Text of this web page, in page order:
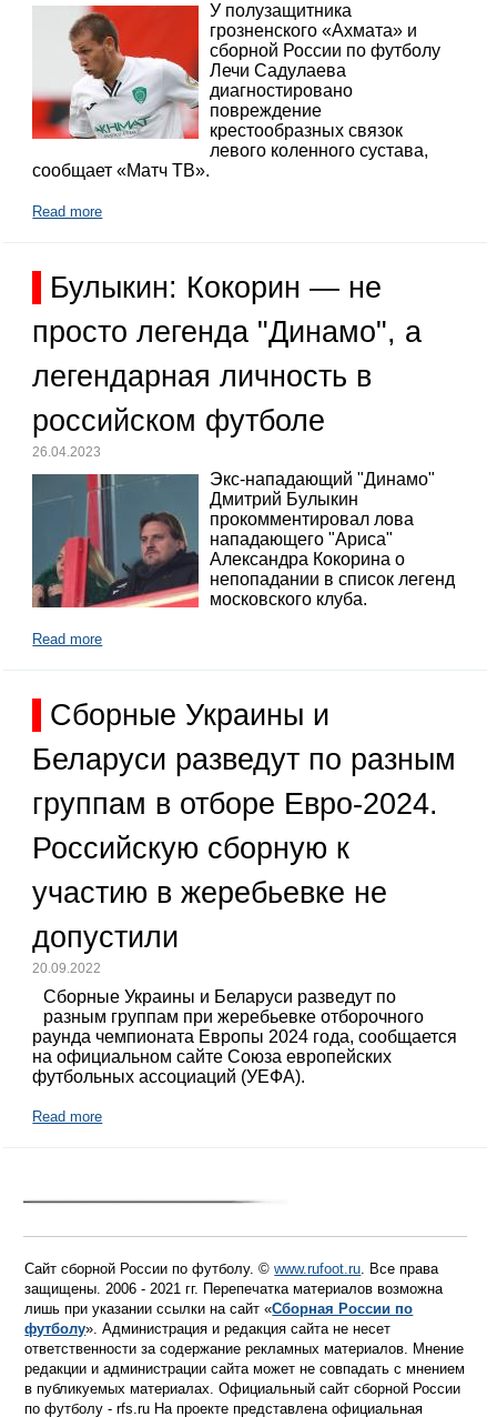
У полузащитника
грозненского «Ахмата» и
сборной России по футболу
Лечи Садулаева
диагностировано
повреждение
крестообразных связок
левого коленного сустава,
сообщает «Матч ТВ».
Read more
Булыкин: Кокорин — не
просто легенда "Динамо", а
легендарная личность в
российском футболе
26.04.2023
Экс-нападающий "Динамо"
Дмитрий Булыкин
прокомментировал лова
нападающего "Ариса"
Александра Кокорина о
непопадании в список легенд
московского клуба.
Read more
Сборные Украины и
Беларуси разведут по разным
группам в отборе Евро-2024.
Российскую сборную к
участию в жеребьевке не
допустили
20.09.2022
Сборные Украины и Беларуси разведут по
разным группам при жеребьевке отборочного
раунда чемпионата Европы 2024 года, сообщается
на официальном сайте Союза европейских
футбольных ассоциаций (УЕФА).
Read more
Сайт сборной России по футболу. ©www.rufoot.ru. Все права
защищены. 2006 - 2021 гг. Перепечатка материалов возможна
лишь при указании ссылки на сайт «Сборная России по
футболу». Администрация и редакция сайта не несет
ответственности за содержание рекламных материалов. Мнение
редакции и администрации сайта может не совпадать с мнением
в публикуемых материалах. Официальный сайт сборной России
по футболу - rfs.ru На проекте представлена официальная